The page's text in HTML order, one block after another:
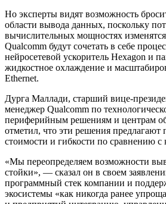
Но эксперты видят возможность
области вывода данных, поскольку
вычислительных мощностях
Qualcomm будут сочетать в себе
нейросетевой ускоритель Hexagon и
жидкостное охлаждение и
Ethernet.
Дурга Маллади, старший вице-
менеджер Qualcomm по
периферийным решениям и центрам
отметил, что эти решения предлагают
стоимости и гибкости по сравнению с
«Мы переопределяем возможности
стойки», — сказал он в своем
программный стек компании и
экосистемы «как никогда ранее